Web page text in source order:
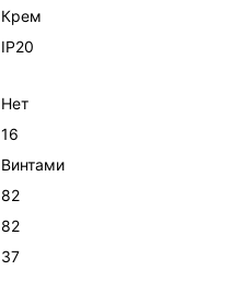
Крем
IP20
Нет
16
Винтами
82
82
37